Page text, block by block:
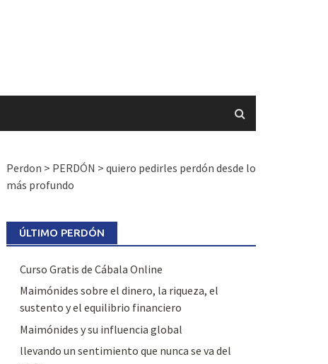
Perdon > PERDÓN > quiero pedirles perdón desde lo
más profundo
ÚLTIMO PERDÓN
Curso Gratis de Cábala Online
Maimónides sobre el dinero, la riqueza, el
sustento y el equilibrio financiero
Maimónides y su influencia global
llevando un sentimiento que nunca se va del